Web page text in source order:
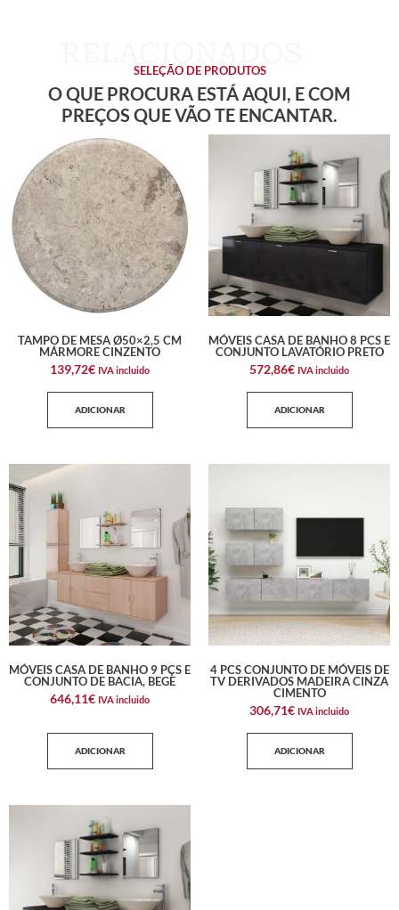
SELEÇÃO DE PRODUTOS
O QUE PROCURA ESTÁ AQUI, E COM
PREÇOS QUE VÃO TE ENCANTAR.
TAMPO DE MESA Ø50×2,5 CM
MÁRMORE CINZENTO
139,72€ IVA incluido
ADICIONAR
MÓVEIS CASA DE BANHO 8 PCS E
CONJUNTO LAVATÓRIO PRETO
572,86€ IVA incluido
ADICIONAR
MÓVEIS CASA DE BANHO 9 PÇS E
CONJUNTO DE BACIA, BEGE
646,11€ IVA incluido
ADICIONAR
4 PCS CONJUNTO DE MÓVEIS DE
TV DERIVADOS MADEIRA CINZA
CIMENTO
306,71€ IVA incluido
ADICIONAR